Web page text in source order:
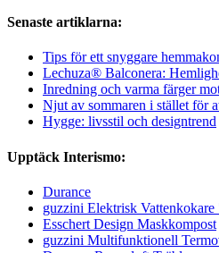
Senaste artiklarna:
Tips för ett snyggare
Lechuza® Balconera:
Inredning och varma färger
Njut av sommaren i stället för
Hygge: livsstil och designtrend
Upptäck Interismo:
Durance
guzzini Elektrisk
Esschert Design Maskkompost
guzzini Multifunktionell